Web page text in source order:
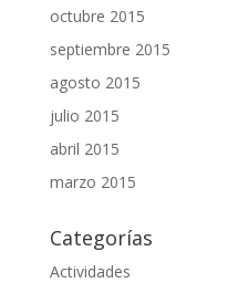
octubre 2015
septiembre 2015
agosto 2015
julio 2015
abril 2015
marzo 2015
Categorías
Actividades